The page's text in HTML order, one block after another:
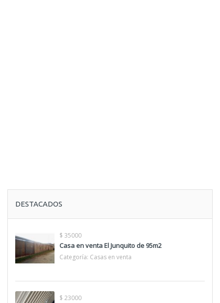
DESTACADOS
$ 35000
Casa en venta El Junquito de 95m2
Categoría: Casas en venta
$ 23000